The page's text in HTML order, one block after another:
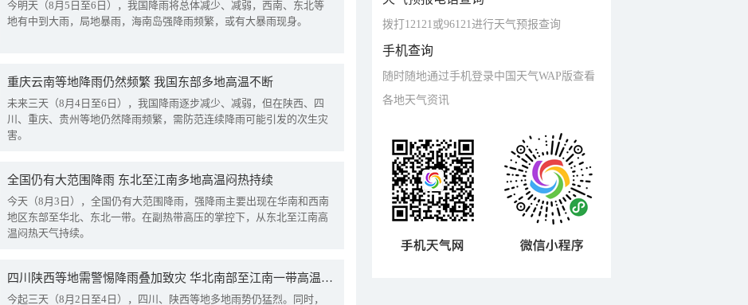
今明天（8月5日至6日），我国降雨将总体减少、减弱，西南、东北等
地有中到大雨，局地暴雨，海南岛强降雨频繁，或有大暴雨现身。
重庆云南等地降雨仍然频繁 我国东部多地高温不断
未来三天（8月4日至6日），我国降雨逐步减少、减弱，但在陕西、四
川、重庆、贵州等地仍然降雨频繁，需防范连续降雨可能引发的次生灾
害。
全国仍有大范围降雨 东北至江南多地高温闷热持续
今天（8月3日），全国仍有大范围降雨，强降雨主要出现在华南和西南
地区东部至华北、东北一带。在副热带高压的掌控下，从东北至江南高
温闷热天气持续。
四川陕西等地需警惕降雨叠加致灾 华北南部至江南一带高温频现
今起三天（8月2日至4日），四川、陕西等地多地雨势仍猛烈。同时，
拨打12121或96121进行天气预报查询
手机查询
随时随地通过手机登录中国天气WAP版查看
各地天气资讯